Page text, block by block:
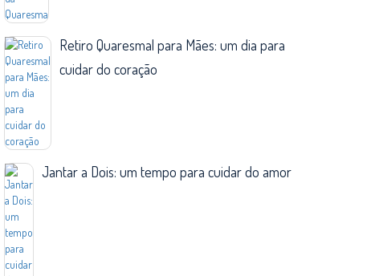
Retiro Quaresmal para Mães: um dia para
cuidar do coração
Jantar a Dois: um tempo para cuidar do amor